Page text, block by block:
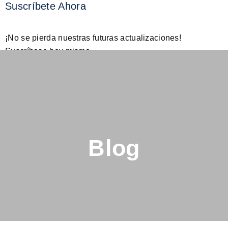
Suscríbete Ahora
¡No se pierda nuestras futuras actualizaciones!
Suscríbase hoy mismo
Blog